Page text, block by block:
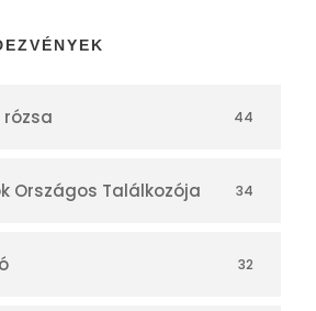
rózsa 44
Országos Találkozója 34
32